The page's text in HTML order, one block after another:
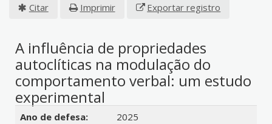
Citar Imprimir Exportar registro
A influência de propriedades
autoclíticas na modulação do
comportamento verbal: um estudo
experimental
Detalhes bibliográficos
Ano de defesa:
2025